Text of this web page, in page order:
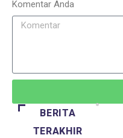
Komentar Anda
BERITA
TERAKHIR